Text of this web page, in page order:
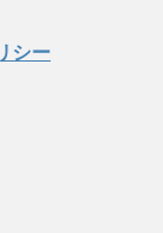
シー